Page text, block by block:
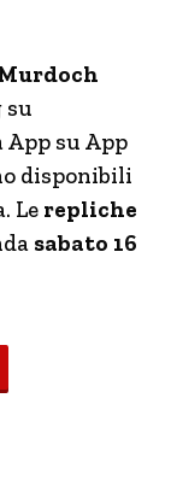
su
su App
disponibili
Le repliche
sabato 16